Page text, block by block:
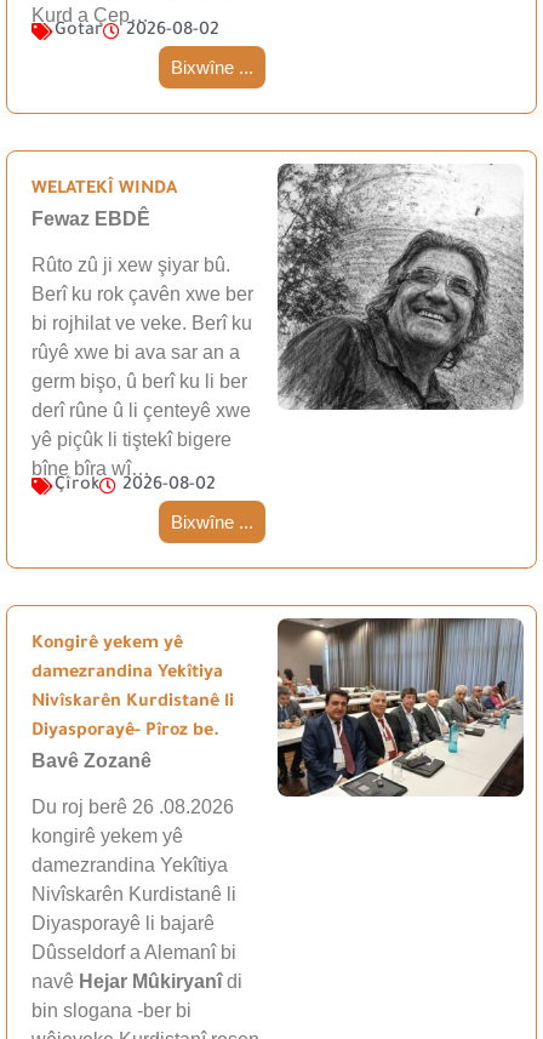
Kurd a Çep…
Gotar 2026-08-02
Bixwîne ...
WELATEKÎ WINDA
Fewaz EBDÊ
Rûto zû ji xew şiyar bû.
Berî ku rok çavên xwe ber
bi rojhilat ve veke. Berî ku
rûyê xwe bi ava sar an a
germ bişo, û berî ku li ber
derî rûne û li çenteyê xwe
yê piçûk li tiştekî bigere
bîne bîra wî…
Çîrok 2026-08-02
Bixwîne ...
Kongirê yekem yê
damezrandina Yekîtiya
Nivîskarên Kurdistanê li
Diyasporayê- Pîroz be.
Bavê Zozanê
Du roj berê 26 .08.2026
kongirê yekem yê
damezrandina Yekîtiya
Nivîskarên Kurdistanê li
Diyasporayê li bajarê
Dûsseldorf a Alemanî bi
navê Hejar Mûkiryanîdi
bin slogana -ber bi